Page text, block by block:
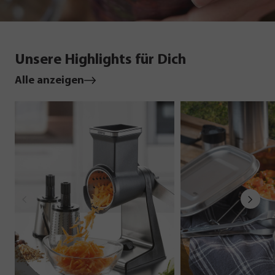
Unsere Highlights für Dich
Alle anzeigen